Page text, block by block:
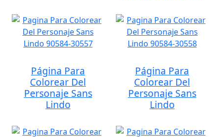
Página Para
Colorear Del
Personaje Sans
Lindo
Página Para
Colorear Del
Personaje Sans
Lindo